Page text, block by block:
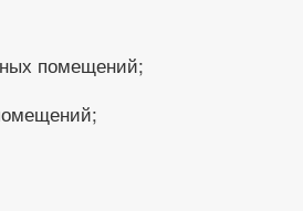
помещений;